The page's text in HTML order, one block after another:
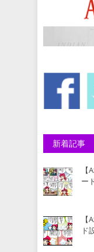
新着記事
ー
ド